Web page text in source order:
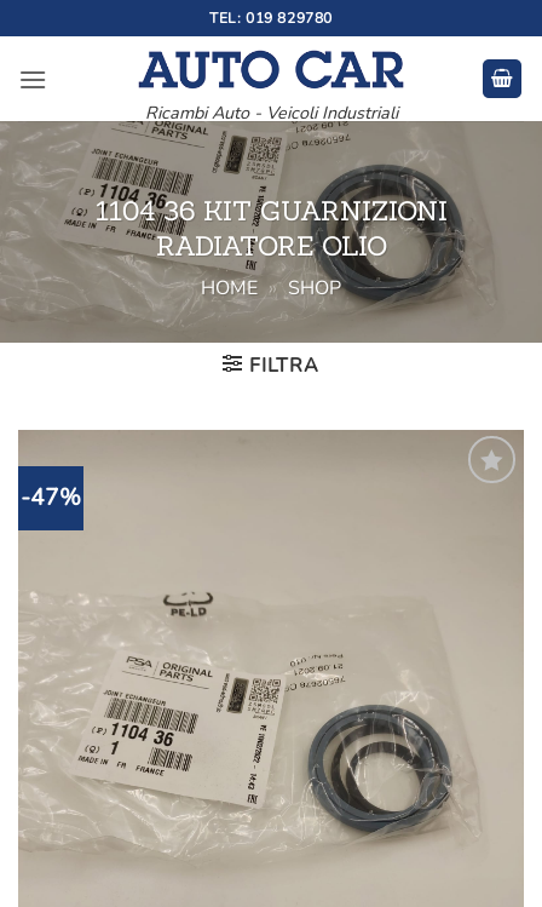
ai
contenuti
TEL: 019 829780
Ricambi Auto - Veicoli Industriali
1104 36 KIT GUARNIZIONI
RADIATORE OLIO
HOME » SHOP
FILTRA
-47%